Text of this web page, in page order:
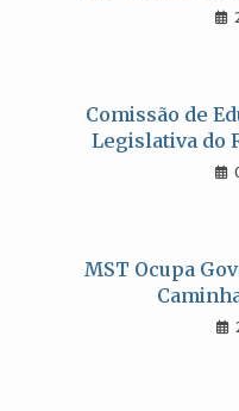
Comissão de
Legislativa do
MST Ocupa